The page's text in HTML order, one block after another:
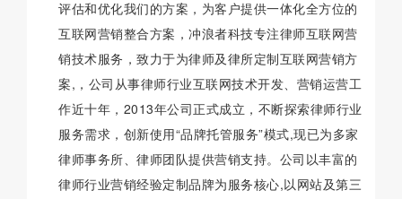
评估和优化我们的方案，为客户提供一体化全方位的
互联网营销整合方案，冲浪者科技专注律师互联网营
销技术服务，致力于为律师及律所定制互联网营销方
案,，公司从事律师行业互联网技术开发、营销运营工
作近十年，2013年公司正式成立，不断探索律师行业
服务需求，创新使用“品牌托管服务”模式,现已为多家
律师事务所、律师团队提供营销支持。公司以丰富的
律师行业营销经验定制品牌为服务核心,以网站及第三